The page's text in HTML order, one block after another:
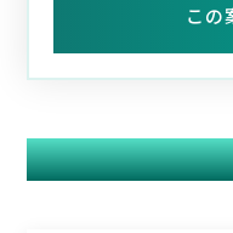
この
関